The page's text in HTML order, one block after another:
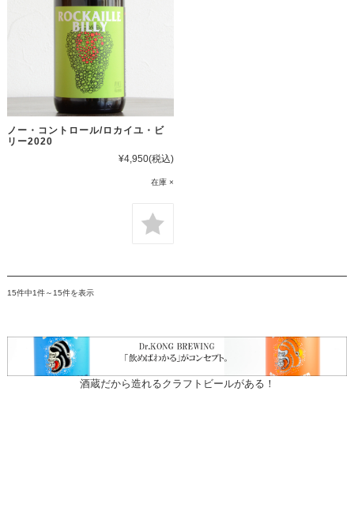
ノー・コントロール/ロカイユ・ビ
リー2020
¥4,950(税込)
在庫 ×
15件中1件～15件を表示
酒蔵だから造れるクラフトビールがある！